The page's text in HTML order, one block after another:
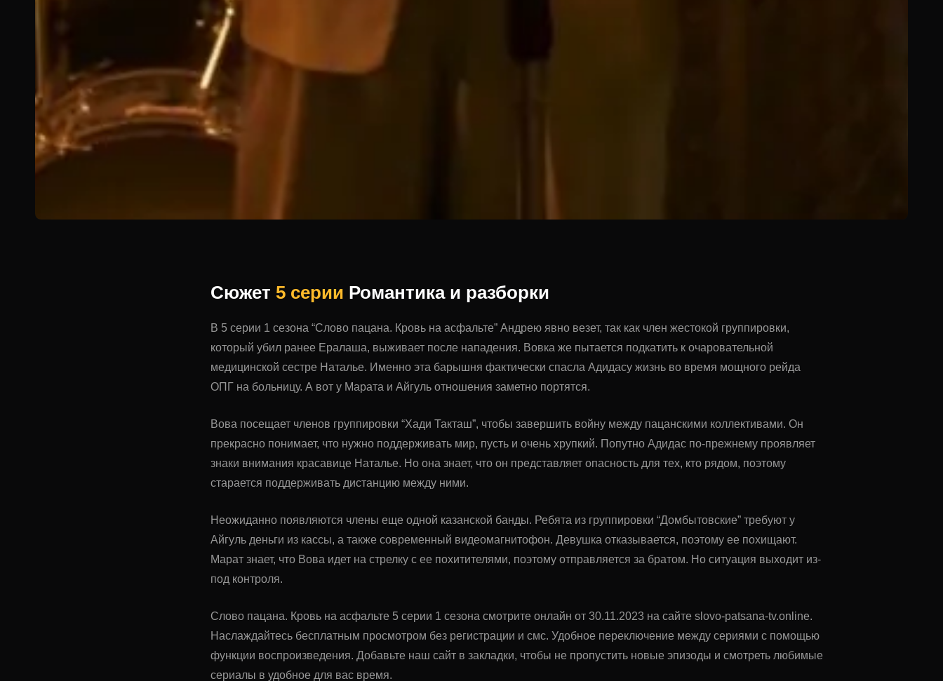
Сюжет 5 серии Романтика и разборки
В 5 серии 1 сезона “Слово пацана. Кровь на асфальте” Андрею явно везет, так как член жестокой группировки,
который убил ранее Ералаша, выживает после нападения. Вовка же пытается подкатить к очаровательной
медицинской сестре Наталье. Именно эта барышня фактически спасла Адидасу жизнь во время мощного рейда
ОПГ на больницу. А вот у Марата и Айгуль отношения заметно портятся.
Вова посещает членов группировки “Хади Такташ”, чтобы завершить войну между пацанскими коллективами. Он
прекрасно понимает, что нужно поддерживать мир, пусть и очень хрупкий. Попутно Адидас по-прежнему проявляет
знаки внимания красавице Наталье. Но она знает, что он представляет опасность для тех, кто рядом, поэтому
старается поддерживать дистанцию между ними.
Неожиданно появляются члены еще одной казанской банды. Ребята из группировки “Домбытовские” требуют у
Айгуль деньги из кассы, а также современный видеомагнитофон. Девушка отказывается, поэтому ее похищают.
Марат знает, что Вова идет на стрелку с ее похитителями, поэтому отправляется за братом. Но ситуация выходит из-
под контроля.
Слово пацана. Кровь на асфальте 5 серии 1 сезона смотрите онлайн от 30.11.2023 на сайте slovo-patsana-tv.online.
Наслаждайтесь бесплатным просмотром без регистрации и смс. Удобное переключение между сериями с помощью
функции воспроизведения. Добавьте наш сайт в закладки, чтобы не пропустить новые эпизоды и смотреть любимые
сериалы в удобное для вас время.